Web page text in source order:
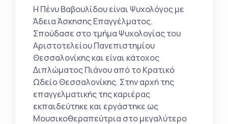
Η Πένυ Βαβουλίδου είναι Ψυχολόγος με
Άδεια Άσκησης Επαγγέλματος.
Σπούδασε στο τμήμα Ψυχολογίας του
Αριστοτελείου Πανεπιστημίου
Θεσσαλονίκης και είναι κάτοχος
Διπλώματος Πιάνου από το Κρατικό
Ωδείο Θεσσαλονίκης. Στην αρχή της
επαγγελματικής της καριέρας
εκπαιδεύτηκε και εργάστηκε ως
Μουσικοθεραπεύτρια στο μεγαλύτερο